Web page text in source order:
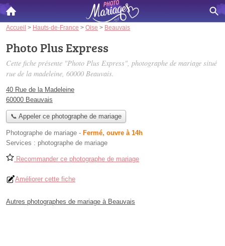
Accueil > Hauts-de-France > Oise > Beauvais
Photo Plus Express
Cette fiche présente "Photo Plus Express", photographe de mariage situé
rue de la madeleine, 60000 Beauvais.
40 Rue de la Madeleine
60000 Beauvais
📞 Appeler ce photographe de mariage
Photographe de mariage - Fermé, ouvre à 14h
Services : photographe de mariage
Recommander ce photographe de mariage
Améliorer cette fiche
Autres photographes de mariage à Beauvais